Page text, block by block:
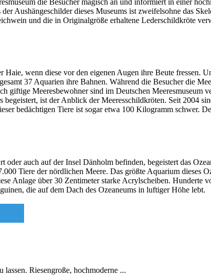
Aushängeschilder dieses Museums ist zweifelsohne das
und die in Originalgröße erhaltene Lederschildkröte
wenn diese vor den eigenen Augen ihre Beute fressen.
37 Aquarien ihre Bahnen. Während die Besucher die
giftige Meeresbewohner sind im Deutschen Meeresmuseum
ist der Anblick der Meeresschildkröten. Seit 2004
bedächtigen Tiere ist sogar etwa 100 Kilogramm schwer.
auch auf der Insel Dänholm befinden, begeistert das
Tiere der nördlichen Meere. Das größte Aquarium dieses
Anlage über 30 Zentimeter starke Acrylscheiben. Hunderte
die auf dem Dach des Ozeaneums in luftiger Höhe lebt.
lassen. Riesengroße, hochmoderne ...